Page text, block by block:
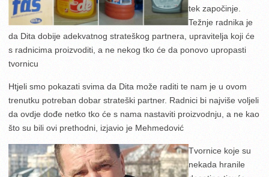
tek započinje.
Težnje radnika je
da Dita dobije adekvatnog strateškog partnera, upravitelja koji će
s radnicima proizvoditi, a ne nekog tko će da ponovo upropasti
tvornicu
Htjeli smo pokazati svima da Dita može raditi te nam je u ovom
trenutku potreban dobar strateški partner. Radnici bi najviše voljeli
da ovdje dođe netko tko će s nama nastaviti proizvodnju, a ne kao
što su bili ovi prethodni, izjavio je Mehmedović
Tvornice koje su
nekada hranile